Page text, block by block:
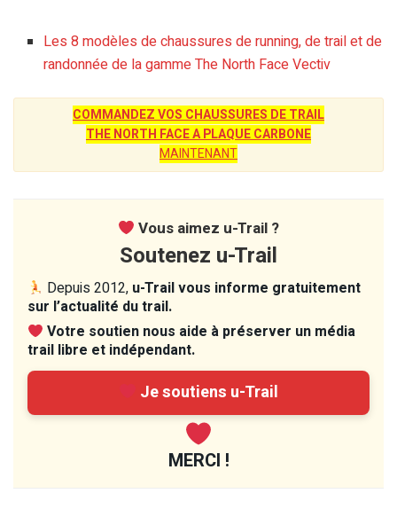
Les 8 modèles de chaussures de running, de trail et de
randonnée de la gamme The North Face Vectiv
COMMANDEZ VOS CHAUSSURES DE TRAIL
THE NORTH FACE A PLAQUE CARBONE
MAINTENANT
Vous aimez u-Trail ?
Soutenez u-Trail
Depuis 2012, u-Trail vous informe gratuitement
sur l’actualité du trail.
Votre soutien nous aide à préserver un média
trail libre et indépendant.
Je soutiens u-Trail
MERCI !